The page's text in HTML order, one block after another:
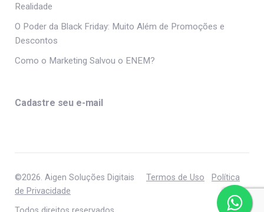
Realidade
O Poder da Black Friday: Muito Além de Promoções e
Descontos
Como o Marketing Salvou o ENEM?
Cadastre seu e-mail
©2026. Aigen Soluções Digitais Termos de Uso
Política
de Privacidade